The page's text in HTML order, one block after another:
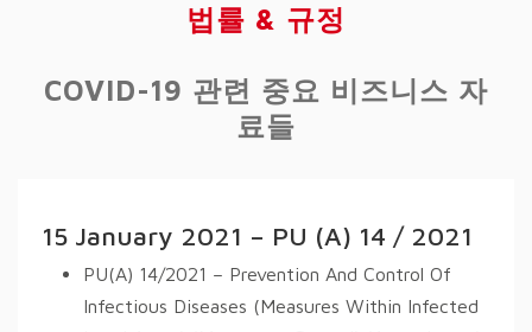
법률 & 규정
COVID-19 관련 중요 비즈니스 자
료들
15 January 2021 – PU (A) 14 / 2021
PU(A) 14/2021 – Prevention And Control Of
Infectious Diseases (Measures Within Infected